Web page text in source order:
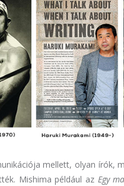
mellett, olyan írók,
Mishima például az Egy